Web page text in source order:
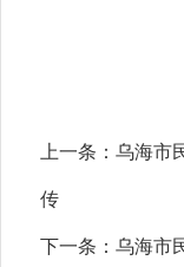
上一条： 乌海市
传
下一条： 乌海市